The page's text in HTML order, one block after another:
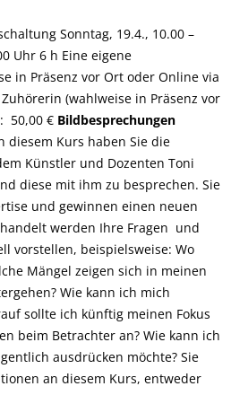
Sonntag, 19.4., 10.00 –
Uhr 6 h Eine eigene
in Präsenz vor Ort oder Online via
(wahlweise in Präsenz vor
50,00 € Bildbesprechungen
diesem Kurs haben Sie die
Künstler und Dozenten Toni
diese mit ihm zu besprechen. Sie
und gewinnen einen neuen
werden Ihre Fragen und
vorstellen, beispielsweise: Wo
Mängel zeigen sich in meinen
Wie kann ich mich
sollte ich künftig meinen Fokus
beim Betrachter an? Wie kann ich
ausdrücken möchte? Sie
an diesem Kurs, entweder